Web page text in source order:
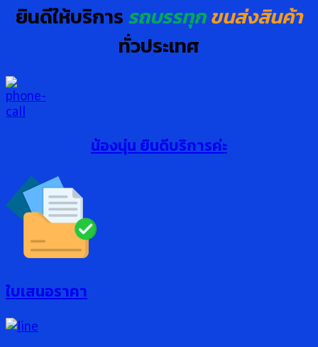
ยินดีให้บริการรถบรรทุกขนส่งสินค้า
ทั่วประเทศ
น้องนุ่น ยินดีบริการค่ะ
ใบเสนอราคา